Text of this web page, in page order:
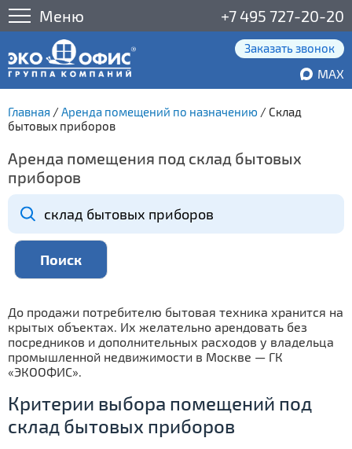
Меню +7 495 727-20-20
Заказать звонок
MAX
Главная /Аренда помещений по назначению / Склад
бытовых приборов
Аренда помещения под склад бытовых
приборов
До продажи потребителю бытовая техника хранится на
крытых объектах. Их желательно арендовать без
посредников и дополнительных расходов у владельца
промышленной недвижимости в Москве — ГК
«ЭКООФИС».
Критерии выбора помещений под
склад бытовых приборов